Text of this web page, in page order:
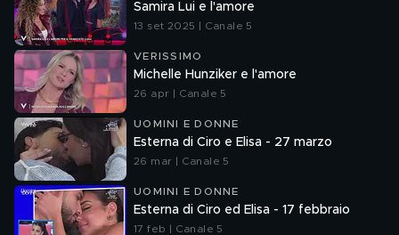
Samira Lui e l'amore
13 set 2025 | Canale 5
VERISSIMO
Michelle Hunziker e l'amore
26 apr | Canale 5
UOMINI E DONNE
Esterna di Ciro e Elisa - 27 marzo
26 mar | Canale 5
UOMINI E DONNE
Esterna di Ciro ed Elisa - 17 febbraio
17 feb | Canale 5